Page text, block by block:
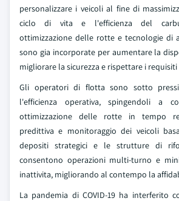
personalizzare i veicoli al fine di
ciclo di vita e l'efficienza del
ottimizzazione delle rotte e tecnologie di
sono gia incorporate per aumentare la
migliorare la sicurezza e rispettare i
Gli operatori di flotta sono sotto
l'efficienza operativa, spingendoli a
ottimizzazione delle rotte in tempo
predittiva e monitoraggio dei veicoli
depositi strategici e le strutture di
consentono operazioni multi-turno e
inattivita, migliorando al contempo la
La pandemia di COVID-19 ha interferito